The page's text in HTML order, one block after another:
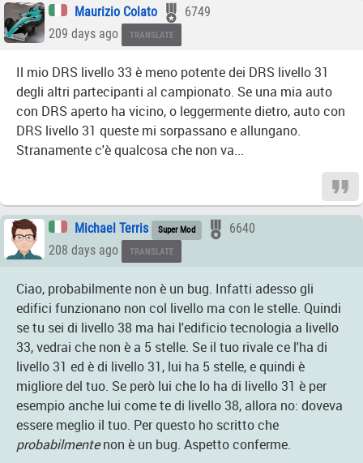
Maurizio Colato
6749
209 days ago
TRANSLATE
Il mio DRS livello 33 è meno potente dei DRS livello 31
degli altri partecipanti al campionato. Se una mia auto
con DRS aperto ha vicino, o leggermente dietro, auto con
DRS livello 31 queste mi sorpassano e allungano.
Stranamente c'è qualcosa che non va...
Michael Terris Super Mod
6640
208 days ago
TRANSLATE
Ciao, probabilmente non è un bug. Infatti adesso gli
edifici funzionano non col livello ma con le stelle. Quindi
se tu sei di livello 38 ma hai l'edificio tecnologia a livello
33, vedrai che non è a 5 stelle. Se il tuo rivale ce l'ha di
livello 31 ed è di livello 31, lui ha 5 stelle, e quindi è
migliore del tuo. Se però lui che lo ha di livello 31 è per
esempio anche lui come te di livello 38, allora no: doveva
essere meglio il tuo. Per questo ho scritto che
probabilmentenon è un bug. Aspetto conferme.